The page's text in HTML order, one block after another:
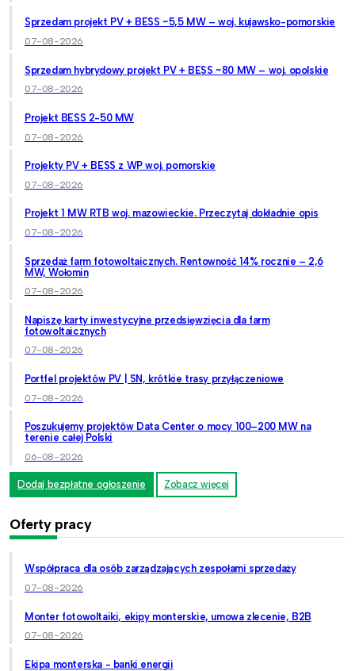
Sprzedam projekt PV + BESS ~5,5 MW – woj. kujawsko-pomorskie
07-08-2026
Sprzedam hybrydowy projekt PV + BESS ~80 MW – woj. opolskie
07-08-2026
Projekt BESS 2-50 MW
07-08-2026
Projekty PV + BESS z WP woj. pomorskie
07-08-2026
Projekt 1 MW RTB woj. mazowieckie. Przeczytaj dokładnie opis
07-08-2026
Sprzedaż farm fotowoltaicznych. Rentowność 14% rocznie – 2,6
MW, Wołomin
07-08-2026
Napiszę karty inwestycyjne przedsięwzięcia dla farm
fotowoltaicznych
07-08-2026
Portfel projektów PV | SN, krótkie trasy przyłączeniowe
07-08-2026
Poszukujemy projektów Data Center o mocy 100–200 MW na
terenie całej Polski
06-08-2026
Dodaj bezpłatne ogłoszenie Zobacz więcej
Oferty pracy
Współpraca dla osób zarządzających zespołami sprzedaży
07-08-2026
Monter fotowoltaiki, ekipy monterskie, umowa zlecenie, B2B
07-08-2026
Ekipa monterska - banki energii